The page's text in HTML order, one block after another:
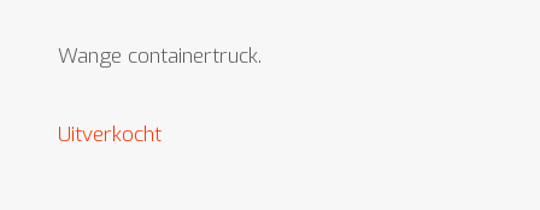
Wange containertruck.
Uitverkocht